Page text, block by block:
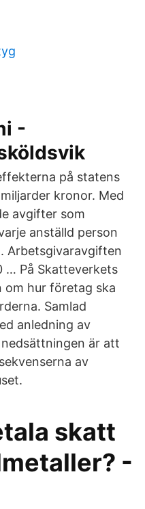
-
på statens
kronor. Med
avgifter som
anställd person
Arbetsgivaravgiften
… På Skatteverkets
om hur företag ska
Samlad
anledning av
är att
av
skatt
-